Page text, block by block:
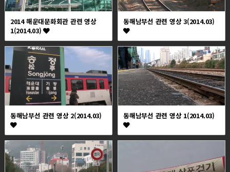
2014 해운대문화회관 관련 영상
1(2014.03)
동해남부선 관련 영상 3(2014.03)
동해남부선 관련 영상 2(2014.03) 동해남부선 관련 영상 1(2014.03)